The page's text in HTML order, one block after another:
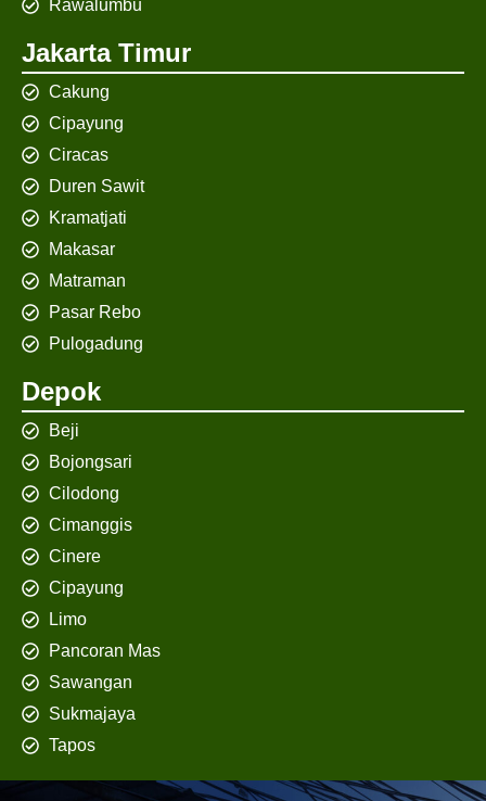
Rawalumbu
Jakarta Timur
Cakung
Cipayung
Ciracas
Duren Sawit
Kramatjati
Makasar
Matraman
Pasar Rebo
Pulogadung
Depok
Beji
Bojongsari
Cilodong
Cimanggis
Cinere
Cipayung
Limo
Pancoran Mas
Sawangan
Sukmajaya
Tapos